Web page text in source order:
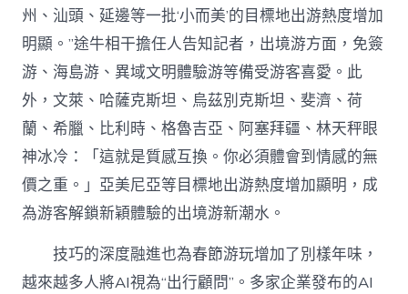
州、汕頭、延邊等一批‘小而美’的目標地出游熱度增加
明顯。”途牛相干擔任人告知記者，出境游方面，免簽
游、海島游、異域文明體驗游等備受游客喜愛。此
外，文萊、哈薩克斯坦、烏茲別克斯坦、斐濟、荷
蘭、希臘、比利時、格魯吉亞、阿塞拜疆、林天秤眼
神冰冷：「這就是質感互換。你必須體會到情感的無
價之重。」亞美尼亞等目標地出游熱度增加顯明，成
為游客解鎖新穎體驗的出境游新潮水。
技巧的深度融進也為春節游玩增加了別樣年味，
越來越多人將AI視為“出行顧問”。多家企業發布的AI